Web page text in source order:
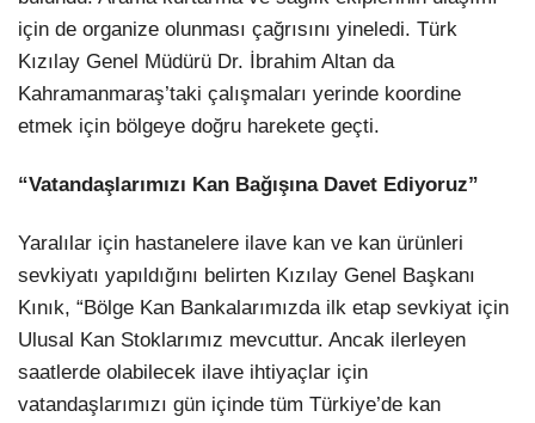
için de organize olunması çağrısını yineledi. Türk
Kızılay Genel Müdürü Dr. İbrahim Altan da
Kahramanmaraş’taki çalışmaları yerinde koordine
etmek için bölgeye doğru harekete geçti.
“Vatandaşlarımızı Kan Bağışına Davet Ediyoruz”
Yaralılar için hastanelere ilave kan ve kan ürünleri
sevkiyatı yapıldığını belirten Kızılay Genel Başkanı
Kınık, “Bölge Kan Bankalarımızda ilk etap sevkiyat için
Ulusal Kan Stoklarımız mevcuttur. Ancak ilerleyen
saatlerde olabilecek ilave ihtiyaçlar için
vatandaşlarımızı gün içinde tüm Türkiye’de kan